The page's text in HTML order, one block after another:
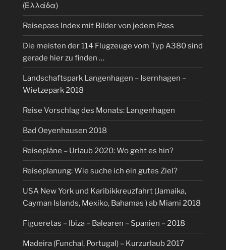
(Ελλάδα)
Reisepass Index mit Bilder von jedem Pass
Die meisten der 114 Flugzeuge vom Typ A380 sind
gerade hier zu finden …
Landschaftspark Langenhagen – Isernhagen –
Wietzepark 2018
Reise Vorschlag des Monats: Langenhagen
Bad Oeyenhausen 2018
Reisepläne – Urlaub 2020: Wo geht es hin?
Reiseplanung: Wie suche ich ein gutes Ziel?
USA New York und Karibikkreuzfahrt (Jamaika,
Cayman Islands, Mexiko, Bahamas ) ab Miami 2018
Figueretas – Ibiza – Balearen – Spanien – 2018
Madeira (Funchal, Portugal) – Kurzurlaub 2017